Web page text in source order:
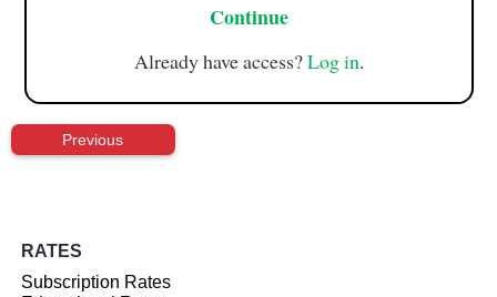
Continue
Already have access?Log in.
Previous
RATES
Subscription Rates